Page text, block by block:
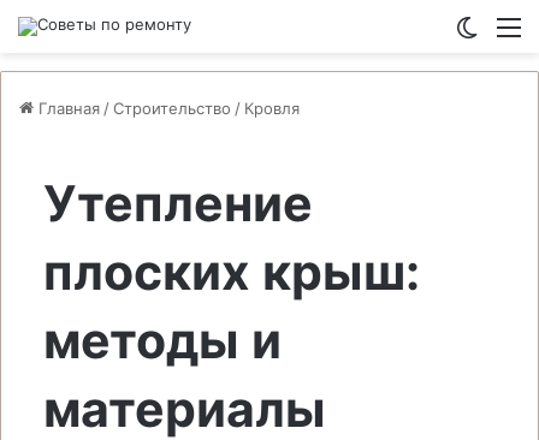
Главная /Строительство / Кровля
Утепление
плоских крыш:
методы и
материалы